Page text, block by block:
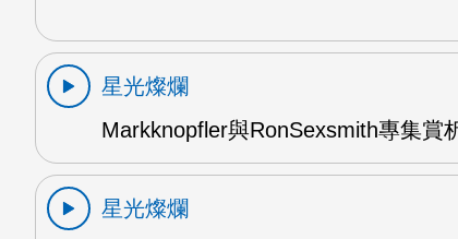
星光燦爛
Markknopfler與RonSexsmith專集賞
星光燦爛